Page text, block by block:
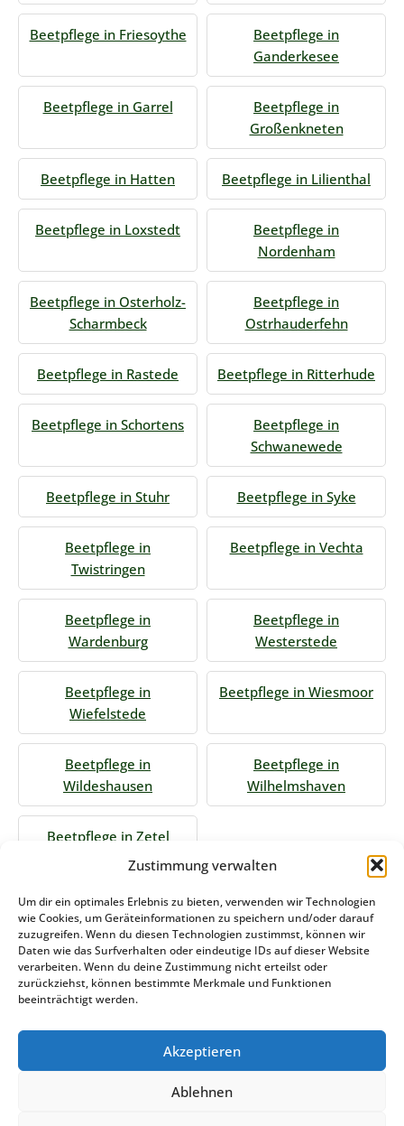
Zustimmung verwalten
Um dir ein optimales Erlebnis zu bieten, verwenden wir Technologien
wie Cookies, um Geräteinformationen zu speichern und/oder darauf
zuzugreifen. Wenn du diesen Technologien zustimmst, können wir
Daten wie das Surfverhalten oder eindeutige IDs auf dieser Website
verarbeiten. Wenn du deine Zustimmung nicht erteilst oder
zurückziehst, können bestimmte Merkmale und Funktionen
beeinträchtigt werden.
Akzeptieren
Ablehnen
Beetpflege in Friesoythe
Beetpflege in
Ganderkesee
Beetpflege in Garrel
Beetpflege in
Großenkneten
Beetpflege in Hatten Beetpflege in Lilienthal
Beetpflege in Loxstedt
Beetpflege in
Nordenham
Beetpflege in Osterholz-
Scharmbeck
Beetpflege in
Ostrhauderfehn
Beetpflege in Rastede Beetpflege in Ritterhude
Beetpflege in Schortens
Beetpflege in
Schwanewede
Beetpflege in Stuhr Beetpflege in Syke
Beetpflege in
Twistringen
Beetpflege in Vechta
Beetpflege in
Wardenburg
Beetpflege in
Westerstede
Beetpflege in
Wiefelstede
Beetpflege in Wiesmoor
Beetpflege in
Wildeshausen
Beetpflege in
Wilhelmshaven
Beetpflege in Zetel
Jetzt Anfrage stellen
Zum Formular
Das könnte Sie auch interessieren
Winterdienst Nordrhein-Westfalen